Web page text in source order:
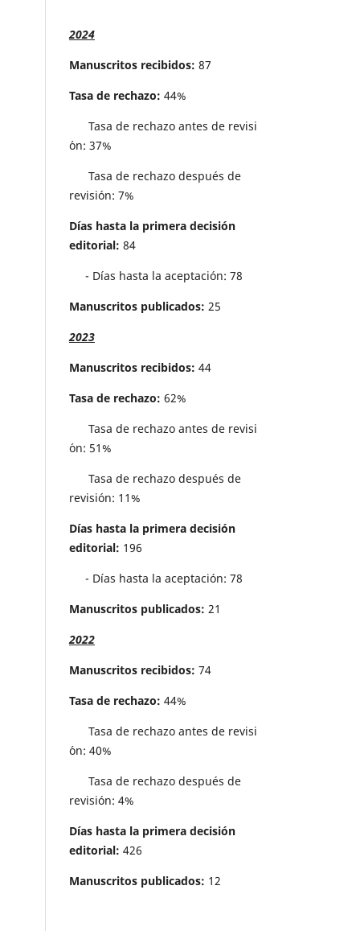
2024
Manuscritos recibidos: 87
Tasa de rechazo: 44%
Tasa de rechazo antes de revisi
´on: 37%
Tasa de rechazo después de
revisión: 7%
Días hasta la primera decisión
editorial: 84
- Días hasta la aceptación: 78
Manuscritos publicados: 25
2023
Manuscritos recibidos: 44
Tasa de rechazo: 62%
Tasa de rechazo antes de revisi
´on: 51%
Tasa de rechazo después de
revisión: 11%
Días hasta la primera decisión
editorial: 196
- Días hasta la aceptación: 78
Manuscritos publicados: 21
2022
Manuscritos recibidos: 74
Tasa de rechazo: 44%
Tasa de rechazo antes de revisi
´on: 40%
Tasa de rechazo después de
revisión: 4%
Días hasta la primera decisión
editorial: 426
Manuscritos publicados: 12